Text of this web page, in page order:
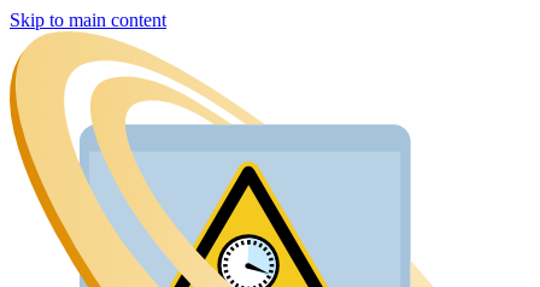
Skip to main content